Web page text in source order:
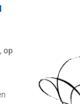
op